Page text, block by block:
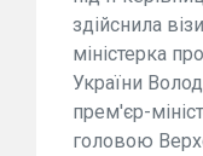
здійснила
міністерка
України
прем'єр-
головою